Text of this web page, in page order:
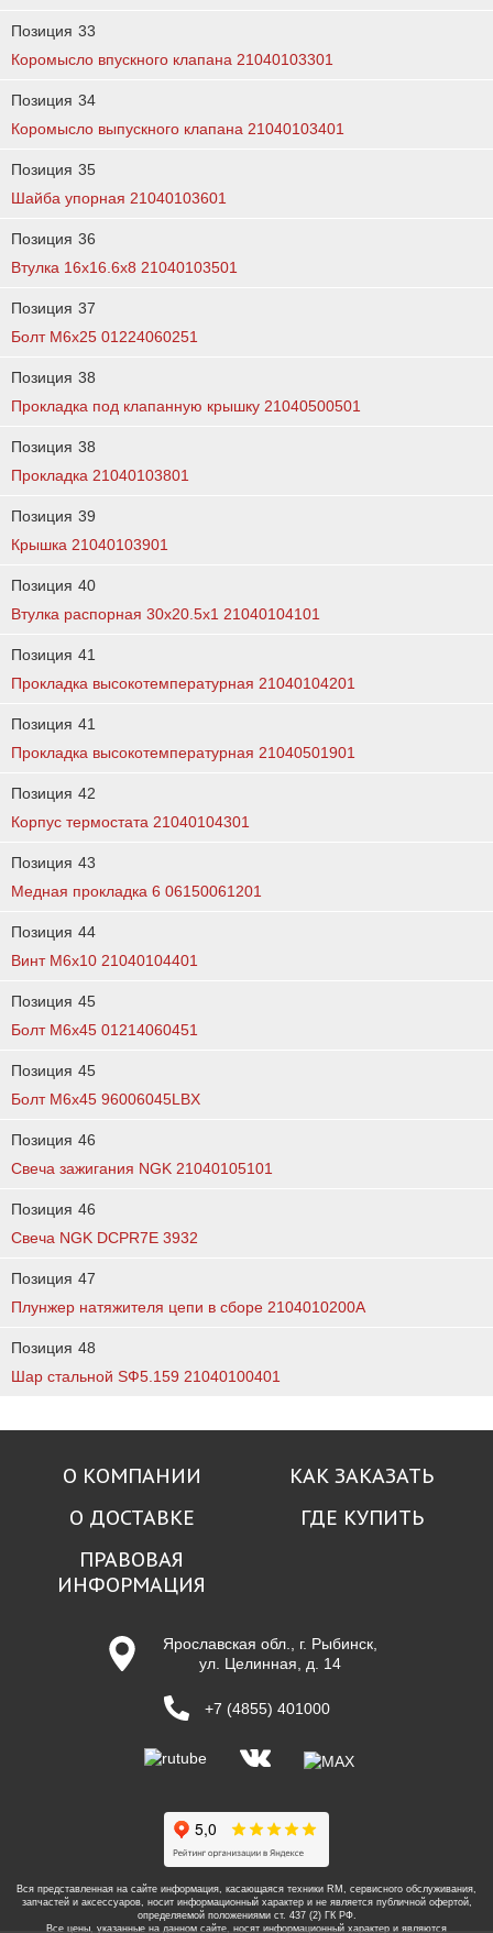
Позиция 33
Коромысло впускного клапана 21040103301
Позиция 34
Коромысло выпускного клапана 21040103401
Позиция 35
Шайба упорная 21040103601
Позиция 36
Втулка 16х16.6х8 21040103501
Позиция 37
Болт М6х25 01224060251
Позиция 38
Прокладка под клапанную крышку 21040500501
Позиция 38
Прокладка 21040103801
Позиция 39
Крышка 21040103901
Позиция 40
Втулка распорная 30х20.5х1 21040104101
Позиция 41
Прокладка высокотемпературная 21040104201
Позиция 41
Прокладка высокотемпературная 21040501901
Позиция 42
Корпус термостата 21040104301
Позиция 43
Медная прокладка 6 06150061201
Позиция 44
Винт М6х10 21040104401
Позиция 45
Болт М6х45 01214060451
Позиция 45
Болт М6х45 96006045LBX
Позиция 46
Свеча зажигания NGK 21040105101
Позиция 46
Свеча NGK DCPR7E 3932
Позиция 47
Плунжер натяжителя цепи в сборе 2104010200A
Позиция 48
Шар стальной SФ5.159 21040100401
Вся представленная на сайте информация, касающаяся техники RM, сервисного обслуживания,
запчастей и аксессуаров, носит информационный характер и не является публичной офертой,
определяемой положениями ст. 437 (2) ГК РФ.
Все цены, указанные на данном сайте, носят информационный характер и являются
О КОМПАНИИ
КАК ЗАКАЗАТЬ
О ДОСТАВКЕ
ГДЕ КУПИТЬ
ПРАВОВАЯ
ИНФОРМАЦИЯ
Ярославская обл., г. Рыбинск,
ул. Целинная, д. 14
+7 (4855) 401000